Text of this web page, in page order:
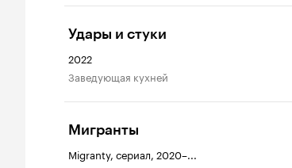
Удары и стуки
2022
заведующая кухней
Мигранты
Migranty, сериал, 2020–...